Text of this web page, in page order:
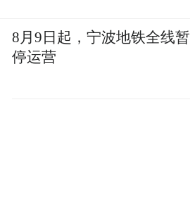
8月9日起，宁波地铁全线暂
停运营